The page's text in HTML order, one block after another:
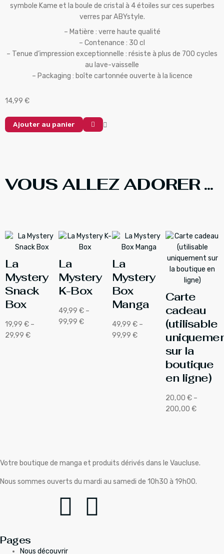
symbole Kame et la boule de cristal à 4 étoiles sur ces superbes
verres par ABYstyle.
– Matière : verre haute qualité
– Contenance : 30 cl
– Tenue d’impression exceptionnelle : résiste à plus de 700 cycles
au lave-vaisselle
– Packaging : boîte cartonnée ouverte à la licence
14,99 €
Ajouter au panier
VOUS ALLEZ ADORER ...
La
Mystery
Snack
Box
19,99 € –
29,99 €
La
Mystery
K-Box
49,99 € –
99,99 €
La
Mystery
Box
Manga
49,99 € –
99,99 €
Carte
cadeau
(utilisable
sur la
boutique
en ligne)
20,00 € –
200,00 €
Votre boutique de manga et produits dérivés dans le Vaucluse.
Nous sommes ouverts du mardi au samedi de 10h30 à 19h00.
Pages
Nous découvrir